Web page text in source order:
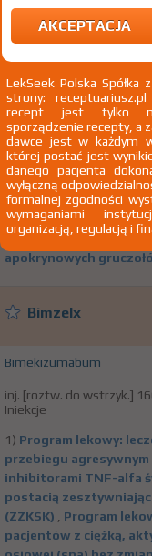
L41
L41.4
Bimzelx
Bimekizumabum
inj. [roztw. do wstrzyk.
wstrzyk. 2 ml
Program lekowy:
apokrynowych
Bimzelx
Bimekizumabum
inj. [roztw. do wstrzyk.]
Iniekcje
1) Program lekowy:
przebiegu agresywnym
inhibitorami TNF-alfa
postacią
(ZZKSK) , Program
pacjentów z ciężką,
AKCEPTACJA
LekSeek Polska Spółka
strony:
recept jest tylko
sporządzenie recepty, a
dawce jest w każdym
której postać jest
danego pacjenta
wyłączną
formalnej zgodności
wymaganiami
organizacją, regulacją i